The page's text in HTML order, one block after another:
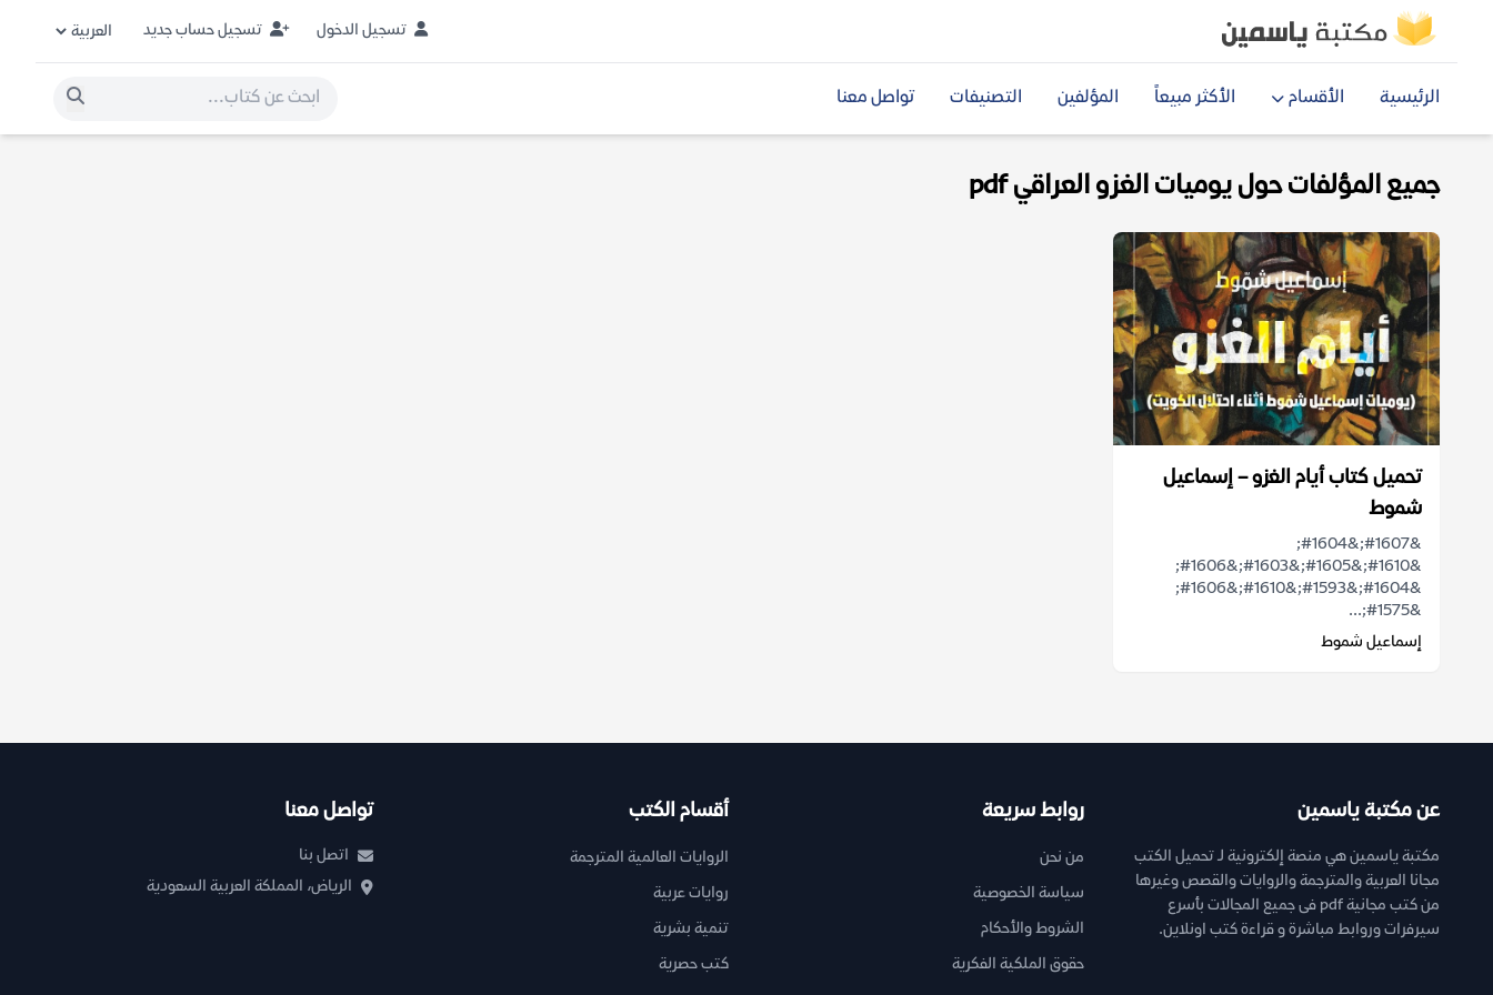
تسجيل الدخول تسجيل حساب جديد
الرئيسية الأقسام الأكثر مبيعاً المؤلفين التصنيفات تواصل معنا
جميع المؤلفات حول يوميات الغزو العراقي pdf
تحميل كتاب أيام الغزو – إسماعيل
شموط
&#1607;&#1604;
&#1610;&#1605;&#1603;&#1606;
&#1604;&#1593;&#1610;&#1606;
&#1575;...
إسماعيل شموط
عن مكتبة ياسمين
مكتبة ياسمين هي منصة إلكترونية لـ تحميل الكتب
مجانا العربية والمترجمة والروايات والقصص وغيرها
من كتب مجانية pdf فى جميع المجالات بأسرع
سيرفرات وروابط مباشرة و قراءة كتب اونلاين.
روابط سريعة
من نحن
سياسة الخصوصية
الشروط والأحكام
حقوق الملكية الفكرية
أقسام الكتب
الروايات العالمية المترجمة
روايات عربية
تنمية بشرية
كتب حصرية
تواصل معنا
اتصل بنا
الرياض، المملكة العربية السعودية